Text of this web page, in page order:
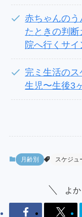
赤ちゃんの
たときの判
院へ行くサイ
完ミ生活の
生児〜生後3
月齢別 スケジュ
よ